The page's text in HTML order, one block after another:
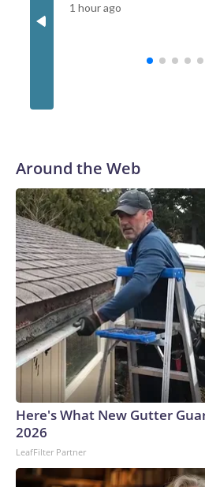
1 hour ago
Around the Web
Here's What New Gutter
2026
LeafFilter Partner